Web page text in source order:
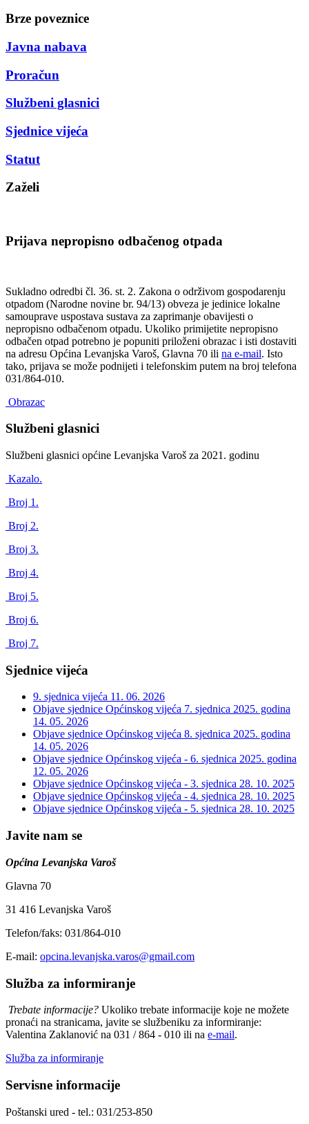
Brze poveznice
Javna nabava
Proračun
Službeni glasnici
Sjednice vijeća
Statut
Zaželi
Prijava nepropisno odbačenog otpada
Sukladno odredbi čl. 36. st. 2. Zakona o održivom gospodarenju
otpadom (Narodne novine br. 94/13) obveza je jedinice lokalne
samouprave uspostava sustava za zaprimanje obavijesti o
nepropisno odbačenom otpadu. Ukoliko primijetite nepropisno
odbačen otpad potrebno je popuniti priloženi obrazac i isti dostaviti
na adresu Općina Levanjska Varoš, Glavna 70 ili na e-mail. Isto
tako, prijava se može podnijeti i telefonskim putem na broj telefona
031/864-010.
Obrazac
Službeni glasnici
Službeni glasnici općine Levanjska Varoš za 2021. godinu
Kazalo.
Broj 1.
Broj 2.
Broj 3.
Broj 4.
Broj 5.
Broj 6.
Broj 7.
Sjednice vijeća
9. sjednica vijeća 11. 06. 2026
Objave sjednice Općinskog vijeća 7. sjednica 2025. godina
14. 05. 2026
Objave sjednice Općinskog vijeća 8. sjednica 2025. godina
14. 05. 2026
Objave sjednice Općinskog vijeća - 6. sjednica 2025. godina
12. 05. 2026
Objave sjednice Općinskog vijeća - 3. sjednica 28. 10. 2025
Objave sjednice Općinskog vijeća - 4. sjednica 28. 10. 2025
Objave sjednice Općinskog vijeća - 5. sjednica 28. 10. 2025
Javite nam se
Općina Levanjska Varoš
Glavna 70
31 416 Levanjska Varoš
Telefon/faks: 031/864-010
E-mail: opcina.levanjska.varos@gmail.com
Služba za informiranje
Trebate informacije? Ukoliko trebate informacije koje ne možete
pronaći na stranicama, javite se službeniku za informiranje:
Valentina Zaklanović na 031 / 864 - 010 ili na e-mail.
Služba za informiranje
Servisne informacije
Poštanski ured - tel.: 031/253-850